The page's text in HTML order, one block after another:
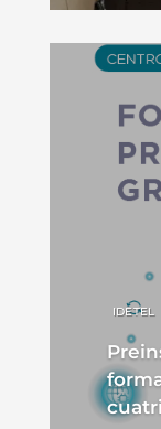
IDETEL